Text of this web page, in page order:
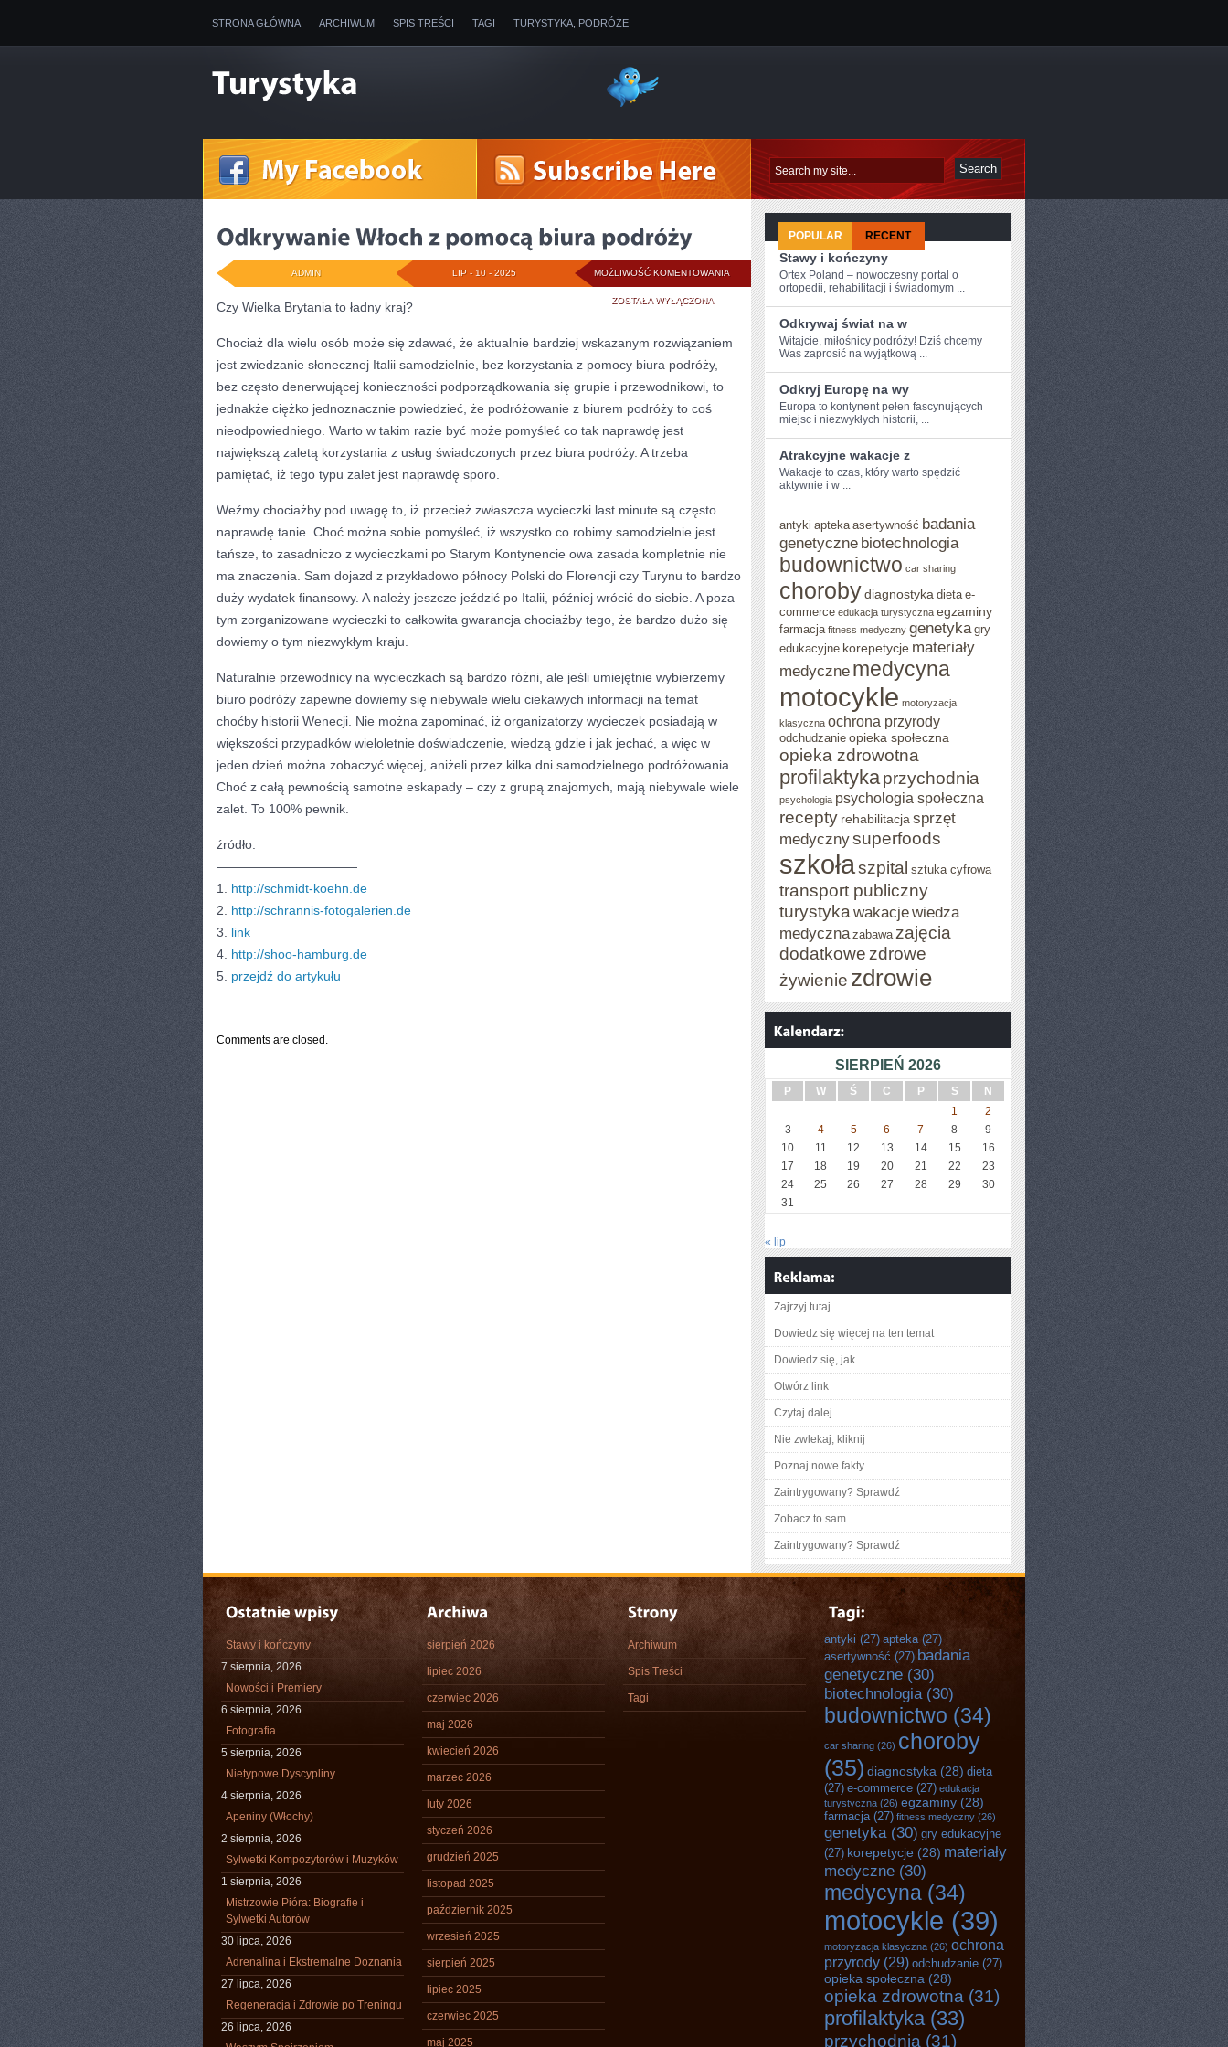
STRONA GŁÓWNA ARCHIWUM SPIS TREŚCI TAGI TURYSTYKA, PODRÓŻE
MOŻLIWOŚĆ KOMENTOWANIA ODKRYWANIE
WŁOCH
POMOCĄ
BIURA
PODRÓŻY
ZOSTAŁA WYŁĄCZONA
LIP - 10 - 2025
ADMIN
Czy Wielka Brytania to ładny kraj?
Chociaż dla wielu osób może się zdawać, że aktualnie bardziej wskazanym rozwiązaniem
jest zwiedzanie słonecznej Italii samodzielnie, bez korzystania z pomocy biura podróży,
bez często denerwującej konieczności podporządkowania się grupie i przewodnikowi, to
jednakże ciężko jednoznacznie powiedzieć, że podróżowanie z biurem podróży to coś
nieodpowiedniego. Warto w takim razie być może pomyśleć co tak naprawdę jest
największą zaletą korzystania z usług świadczonych przez biura podróży. A trzeba
pamiętać, iż tego typu zalet jest naprawdę sporo.
Weźmy chociażby pod uwagę to, iż przecież zwłaszcza wycieczki last minute są często
naprawdę tanie. Choć można sobie pomyśleć, iż wszystko co robimy samodzielnie jest
tańsze, to zasadniczo z wycieczkami po Starym Kontynencie owa zasada kompletnie nie
ma znaczenia. Sam dojazd z przykładowo północy Polski do Florencji czy Turynu to bardzo
duży wydatek finansowy. A należy jeszcze jeździć po Italii, później wrócić do siebie. A poza
tym zorganizowane wycieczki to całkowita gwarancja chociażby tego, że bardzo dużo się
dowiemy o tym niezwykłym kraju.
Naturalnie przewodnicy na wycieczkach są bardzo różni, ale jeśli umiejętnie wybierzemy
biuro podróży zapewne dowiemy się niebywale wielu ciekawych informacji na temat
choćby historii Wenecji. Nie można zapominać, iż organizatorzy wycieczek posiadają w
większości przypadków wieloletnie doświadczenie, wiedzą gdzie i jak jechać, a więc w
jeden dzień można zobaczyć więcej, aniżeli przez kilka dni samodzielnego podróżowania.
Choć z całą pewnością samotne eskapady – czy z grupą znajomych, mają niebywale wiele
zalet. To 100% pewnik.
źródło:
———————————
1. http://schmidt-koehn.de
2. http://schrannis-fotogalerien.de
3. link
4. http://shoo-hamburg.de
5. przejdź do artykułu
Comments are closed.
POPULAR RECENT
Stawy i kończyny
Ortex Poland – nowoczesny portal o
ortopedii, rehabilitacji i świadomym ...
Odkrywaj świat na w
Witajcie, miłośnicy podróży! Dziś chcemy
Was zaprosić na⁤ wyjątkową ...
Odkryj Europę na wy
Europa‌ to kontynent pełen fascynujących
miejsc i niezwykłych​ historii, ...
Atrakcyjne wakacje z
Wakacje to czas,‌ który warto‍ spędzić
aktywnie⁣ i‌ w ...
antyki apteka asertywność badania
genetyczne biotechnologia
budownictwo car sharing
chorobydiagnostyka dieta e-
commerce edukacja turystyczna egzaminy
farmacja fitness medyczny genetyka gry
edukacyjne korepetycje materiały
medyczne medycyna
motocykle motoryzacja
klasyczna ochrona przyrody
odchudzanie opieka społeczna
opieka zdrowotna
profilaktykaprzychodnia
psychologia psychologia społeczna
recepty rehabilitacja sprzęt
medycznysuperfoods
szkołaszpital sztuka cyfrowa
transport publiczny
turystyka wakacjewiedza
medyczna zabawa zajęcia
dodatkowe zdrowe
żywienie zdrowie
SIERPIEŃ 2026
P W Ś C P S
N
1
2
3
4 5 6 7 8
9
10
11 12 13 14 15
16
17
18 19 20 21 22
23
24
25 26 27 28 29
30
31
« lip
Zajrzyj tutaj
Dowiedz się więcej na ten temat
Dowiedz się, jak
Otwórz link
Czytaj dalej
Nie zwlekaj, kliknij
Poznaj nowe fakty
Zaintrygowany? Sprawdź
Zobacz to sam
Zaintrygowany? Sprawdź
Stawy i kończyny
7 sierpnia, 2026
Nowości i Premiery
6 sierpnia, 2026
Fotografia
5 sierpnia, 2026
Nietypowe Dyscypliny
4 sierpnia, 2026
Apeniny (Włochy)
2 sierpnia, 2026
Sylwetki Kompozytorów i Muzyków
1 sierpnia, 2026
Mistrzowie Pióra: Biografie i
Sylwetki Autorów
30 lipca, 2026
Adrenalina i Ekstremalne Doznania
27 lipca, 2026
Regeneracja i Zdrowie po Treningu
26 lipca, 2026
sierpień 2026
lipiec 2026
czerwiec 2026
maj 2026
kwiecień 2026
marzec 2026
luty 2026
styczeń 2026
grudzień 2025
listopad 2025
październik 2025
wrzesień 2025
sierpień 2025
lipiec 2025
czerwiec 2025
maj 2025
Archiwum
Spis Treści
Tagi
antyki (27) apteka(27)
asertywność (27) badania
genetyczne (30)
biotechnologia(30)
budownictwo (34)
car sharing (26) choroby
(35) diagnostyka (28) dieta
(27) e-commerce (27) edukacja
turystyczna (26) egzaminy (28)
farmacja(27) fitness medyczny (26)
genetyka(30) gry edukacyjne
(27) korepetycje (28) materiały
medyczne (30)
medycyna (34)
motocykle (39)
motoryzacja klasyczna (26) ochrona
przyrody (29) odchudzanie (27)
opieka społeczna (28)
opieka zdrowotna (31)
profilaktyka(33)
przychodnia (31)